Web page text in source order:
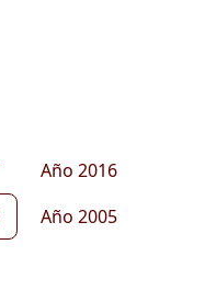
Año 2016
Año 2005